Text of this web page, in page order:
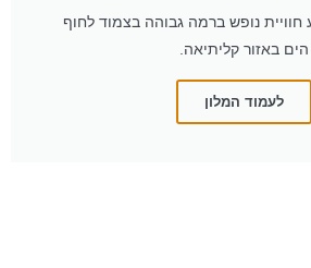
חוויית נופש ברמה גבוהה בצמוד לחוף
הים באזור קליתיאה.
לעמוד המלון